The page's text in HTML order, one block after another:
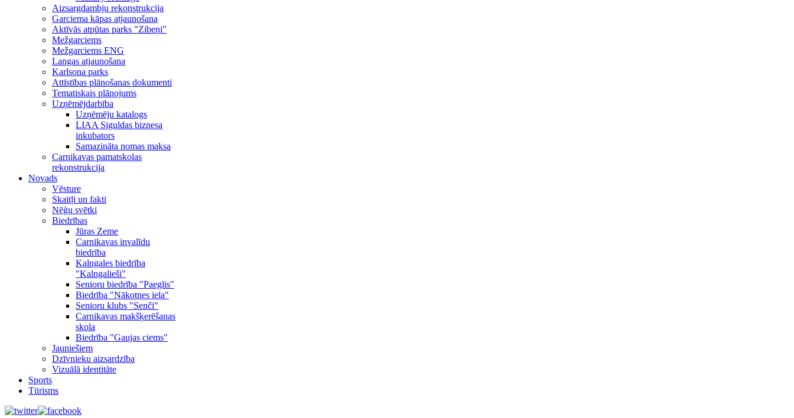
Aizsargdambju rekonstrukcija
Garciema kāpas atjaunošana
Aktīvās atpūtas parks "Zibeņi"
Mežgarciems
Mežgarciems ENG
Langas atjaunošana
Karlsona parks
Attīstības plānošanas dokumenti
Tematiskais plānojums
Uzņēmējdarbība
Uzņēmēju katalogs
LIAA Siguldas biznesa
inkubators
Samazināta nomas maksa
Carnikavas pamatskolas
rekonstrukcija
Novads
Vēsture
Skaitļi un fakti
Nēģu svētki
Biedrības
Jūras Zeme
Carnikavas invalīdu
biedrība
Kalngales biedrība
"Kalngalieši"
Senioru biedrība "Paeglis"
Biedrība "Nākotnes iela"
Senioru klubs "Senči"
Carnikavas makšķerēšanas
skola
Biedrība "Gaujas ciems"
Jauniešiem
Dzīvnieku aizsardzība
Vizuālā identitāte
Sports
Tūrisms